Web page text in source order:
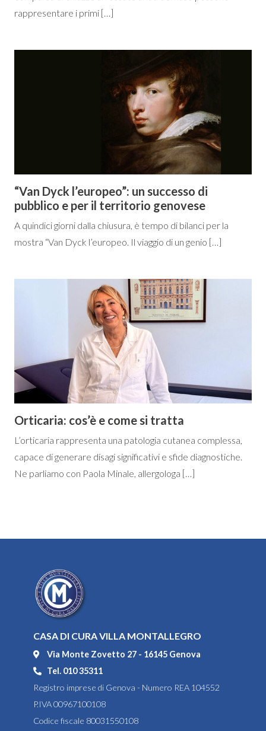
rappresentare i primi […]
“Van Dyck l’europeo”: un successo di
pubblico e per il territorio genovese
A quindici giorni dalla chiusura, è tempo di bilanci per la
mostra “Van Dyck l’europeo. Il viaggio di un genio […]
Orticaria: cos’è e come si tratta
L’orticaria rappresenta una patologia cutanea complessa,
capace di generare disagi significativi e sfide diagnostiche.
Ne parliamo con Paola Minale, allergologa […]
CASA DI CURA VILLA MONTALLEGRO
Via Monte Zovetto 27 - 16145 Genova
Tel. 010 35311
Registro imprese di Genova - Numero REA 104552
P.IVA 00967100108
Codice fiscale 80031550108